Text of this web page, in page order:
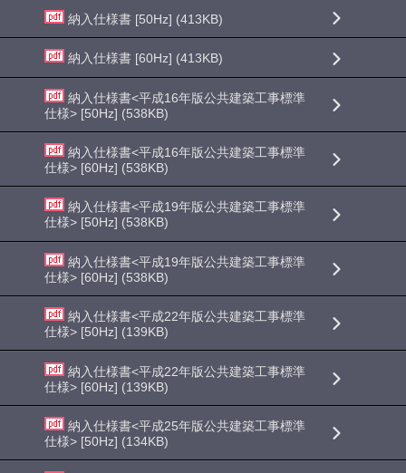
納入仕様書 [50Hz] (413KB)
納入仕様書 [60Hz] (413KB)
納入仕様書<平成16年版公共建築工事標準
仕様> [50Hz] (538KB)
納入仕様書<平成16年版公共建築工事標準
仕様> [60Hz] (538KB)
納入仕様書<平成19年版公共建築工事標準
仕様> [50Hz] (538KB)
納入仕様書<平成19年版公共建築工事標準
仕様> [60Hz] (538KB)
納入仕様書<平成22年版公共建築工事標準
仕様> [50Hz] (139KB)
納入仕様書<平成22年版公共建築工事標準
仕様> [60Hz] (139KB)
納入仕様書<平成25年版公共建築工事標準
仕様> [50Hz] (134KB)